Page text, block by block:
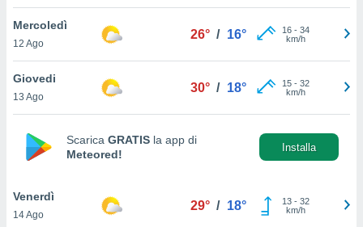
il
un
la
nella
Mercoledì
12 Ago
26° / 16° 16- 34
km/h
Giovedi
13 Ago
30° / 18° 15- 32
km/h
Scarica GRATIS la app di
Meteored!
Installa
Venerdì
14 Ago
29° / 18° 13- 32
km/h